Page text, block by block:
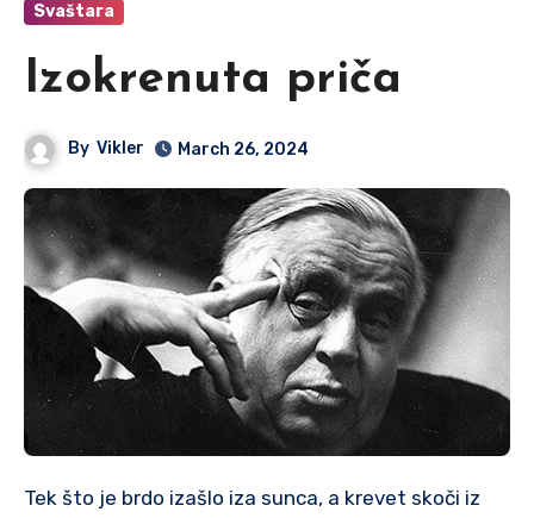
Svaštara
Izokrenuta priča
By Vikler March 26, 2024
Tek što je brdo izašlo iza sunca, a krevet skoči iz